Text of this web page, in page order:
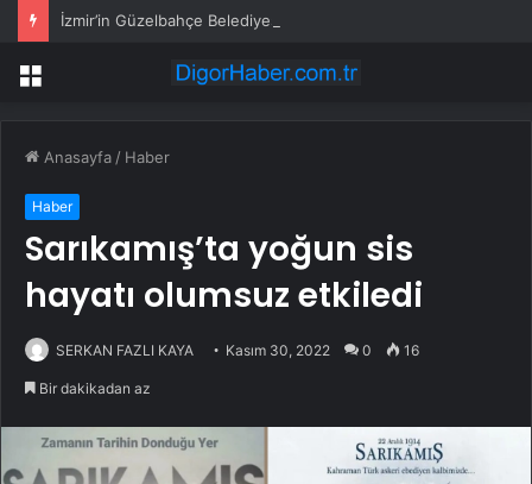
Menü
Anasayfa / Haber
Haber
Sarıkamış’ta yoğun sis
hayatı olumsuz etkiledi
SERKAN FAZLI KAYA Kasım 30, 2022 0 16
Bir dakikadan az